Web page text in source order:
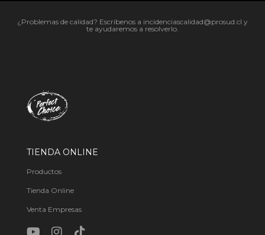
¿Problemas de calidad? Escríbenos a incidenciascalidad@prosud.cl y
te ayudaremos a resolverlo.
TIENDA ONLINE
Productos
Tienda Online
Venta Empresas